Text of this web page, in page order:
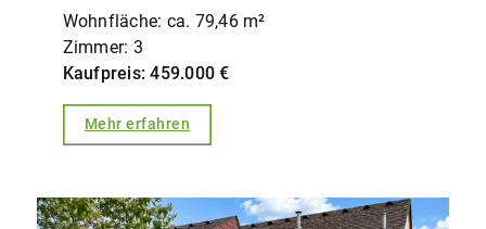
Wohnfläche: ca. 79,46 m²
Zimmer: 3
Kaufpreis: 459.000 €
Mehr erfahren